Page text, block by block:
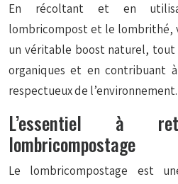
En récoltant et en
lombricompost et le lombrithé,
un véritable boost naturel, tout
organiques et en contribuant
respectueux de l’environnement.
L’essentiel à
lombricompostage
Le lombricompostage est